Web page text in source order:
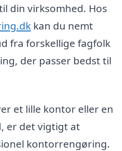
din virksomhed. Hos
kan du nemt
fra forskellige fagfolk
der passer bedst til
et lille kontor eller en
er det vigtigt at
kontorrengøring.